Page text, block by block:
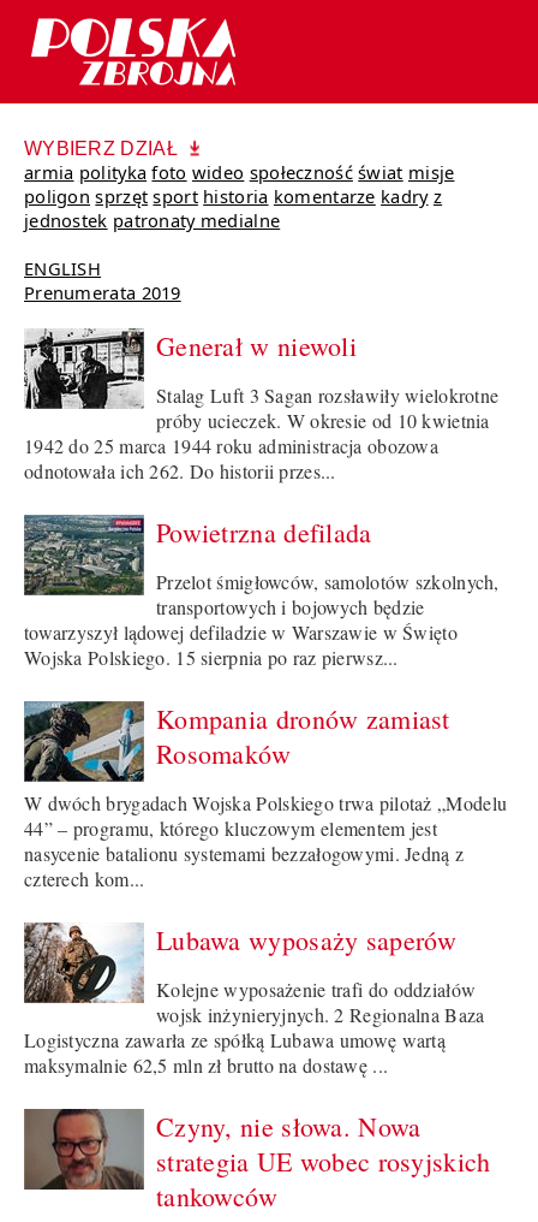
WYBIERZ DZIAŁ
armia polityka foto wideo społeczność świat misje
poligon sprzęt sport historia komentarze kadry z
jednostek patronaty medialne
ENGLISH
Prenumerata 2019
Generał w niewoli
Stalag Luft 3 Sagan rozsławiły wielokrotne
próby ucieczek. W okresie od 10 kwietnia
1942 do 25 marca 1944 roku administracja obozowa
odnotowała ich 262. Do historii przes...
Powietrzna defilada
Przelot śmigłowców, samolotów szkolnych,
transportowych i bojowych będzie
towarzyszył lądowej defiladzie w Warszawie w Święto
Wojska Polskiego. 15 sierpnia po raz pierwsz...
Kompania dronów zamiast
Rosomaków
W dwóch brygadach Wojska Polskiego trwa pilotaż „Modelu
44” – programu, którego kluczowym elementem jest
nasycenie batalionu systemami bezzałogowymi. Jedną z
czterech kom...
Lubawa wyposaży saperów
Kolejne wyposażenie trafi do oddziałów
wojsk inżynieryjnych. 2 Regionalna Baza
Logistyczna zawarła ze spółką Lubawa umowę wartą
maksymalnie 62,5 mln zł brutto na dostawę ...
Czyny, nie słowa. Nowa
strategia UE wobec rosyjskich
tankowców